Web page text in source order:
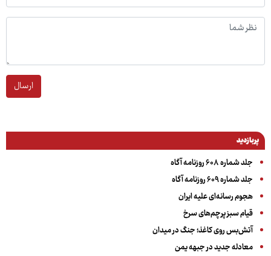
ارسال
پربازدید
جلد شماره ۶۰۸ روزنامه آگاه
جلد شماره ۶۰۹ روزنامه آگاه
هجوم رسانه‌ای علیه ایران
قیام سبز پرچم‌های سرخ
آتش‌بس روی کاغذ؛ جنگ در میدان
معادله جدید در جبهه یمن